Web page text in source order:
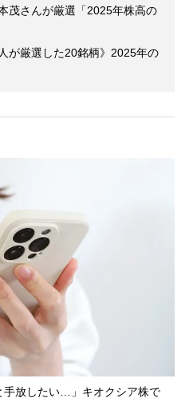
茂さんが厳選「2025年株高の
が厳選した20銘柄》2025年の
手放したい…」キオクシア株で